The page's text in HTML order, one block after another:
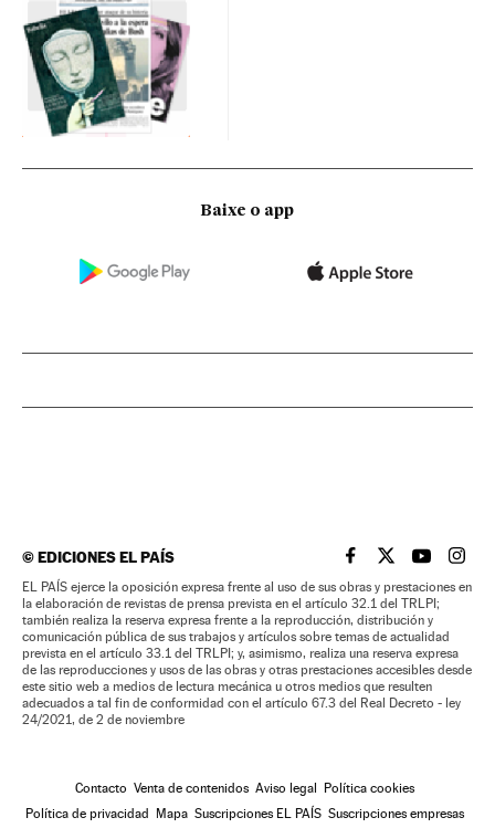
Baixe o app
©EDICIONES EL PAÍS EL PAÍS BRASIL EN
EL PAÍSEL PAÍS
EL
EL PAÍS ejerce la oposición expresa frente al uso de sus obras y prestaciones en
la elaboración de revistas de prensa prevista en el artículo 32.1 del TRLPI;
también realiza la reserva expresa frente a la reproducción, distribución y
comunicación pública de sus trabajos y artículos sobre temas de actualidad
prevista en el artículo 33.1 del TRLPI; y, asimismo, realiza una reserva expresa
de las reproducciones y usos de las obras y otras prestaciones accesibles desde
este sitio web a medios de lectura mecánica u otros medios que resulten
adecuados a tal fin de conformidad con el artículo 67.3 del Real Decreto - ley
24/2021, de 2 de noviembre
Contacto Venta de contenidos Aviso legal
Política cookies
Política de privacidad
Mapa Suscripciones EL PAÍS Suscripciones empresas